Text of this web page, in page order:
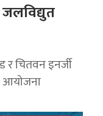
र चितवन इनर्जी
आयोजना